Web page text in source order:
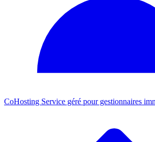
CoHosting Service géré pour gestionnaires